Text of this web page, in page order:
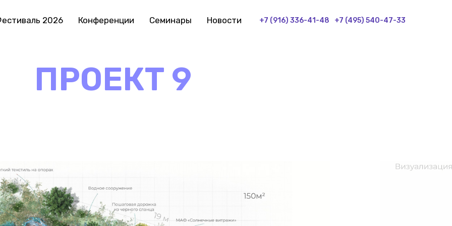
2026 Конференции Семинары Новости +7 (916) 336-41-48 +7 (495) 540-47-33
ПРОЕКТ 9